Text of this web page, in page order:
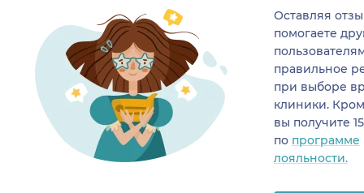
Оставляя
помогаете
правильное
при выборе
клиники.
вы получите
по программе
лояльности.